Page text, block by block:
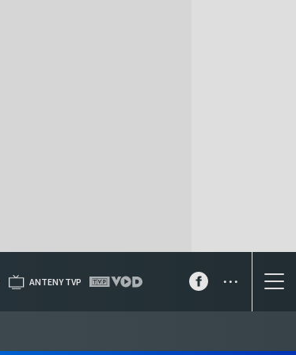
ANTENY TVP ...